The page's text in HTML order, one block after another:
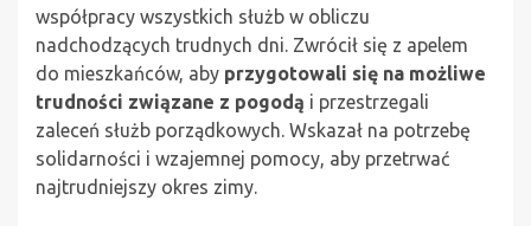
współpracy wszystkich służb w obliczu
nadchodzących trudnych dni. Zwrócił się z apelem
do mieszkańców, aby przygotowali się na możliwe
trudności związane z pogodą i przestrzegali
zaleceń służb porządkowych. Wskazał na potrzebę
solidarności i wzajemnej pomocy, aby przetrwać
najtrudniejszy okres zimy.